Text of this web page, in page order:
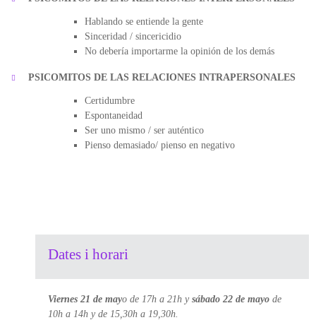
Hablando se entiende la gente
Sinceridad / sincericidio
No debería importarme la opinión de los demás
PSICOMITOS DE LAS RELACIONES INTRAPERSONALES
Certidumbre
Espontaneidad
Ser uno mismo / ser auténtico
Pienso demasiado/ pienso en negativo
Dates i horari
Viernes 21 de mayo de 17h a 21h y sábado 22 de mayo de
10h a 14h y de 15,30h a 19,30h